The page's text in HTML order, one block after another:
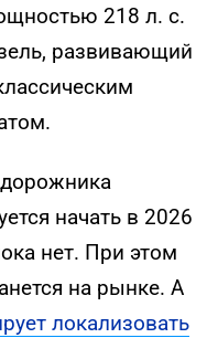
218 л. с.
развивающий
начать в 2026
нет. При этом
на рынке. А
локализовать